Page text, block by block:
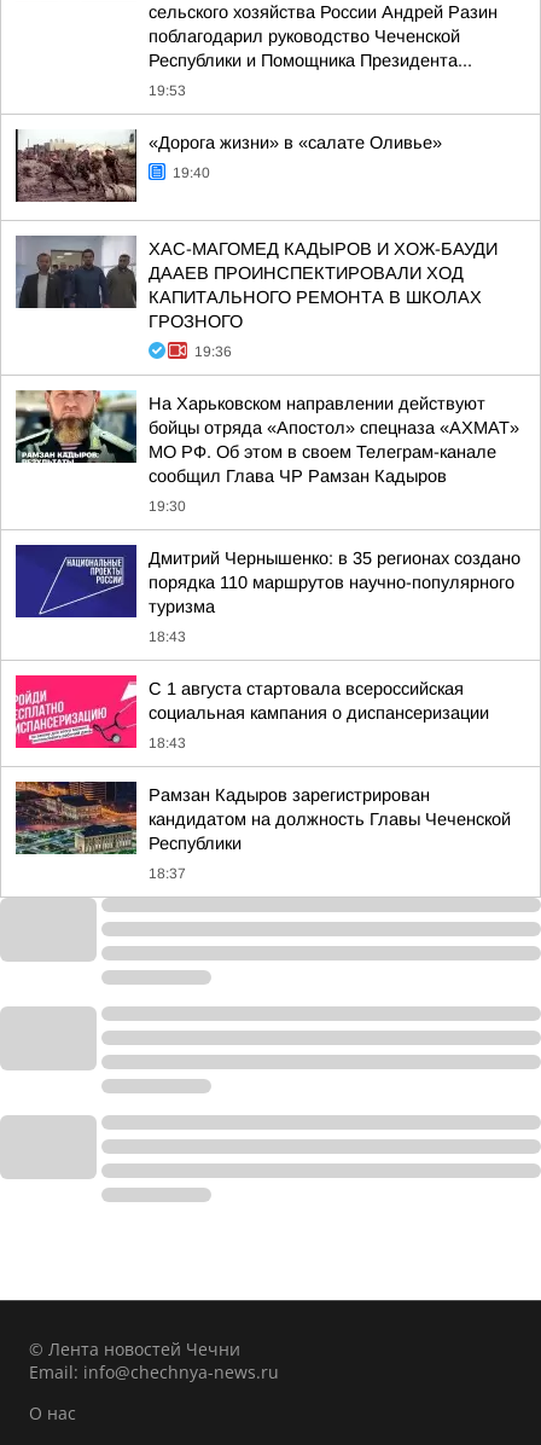
сельского хозяйства России Андрей Разин
поблагодарил руководство Чеченской
Республики и Помощника Президента...
19:53
«Дорога жизни» в «салате Оливье»
19:40
ХАС-МАГОМЕД КАДЫРОВ И ХОЖ-БАУДИ
ДААЕВ ПРОИНСПЕКТИРОВАЛИ ХОД
КАПИТАЛЬНОГО РЕМОНТА В ШКОЛАХ
ГРОЗНОГО
19:36
На Харьковском направлении действуют
бойцы отряда «Апостол» спецназа «АХМАТ»
МО РФ. Об этом в своем Телеграм-канале
сообщил Глава ЧР Рамзан Кадыров
19:30
Дмитрий Чернышенко: в 35 регионах создано
порядка 110 маршрутов научно-популярного
туризма
18:43
С 1 августа стартовала всероссийская
социальная кампания о диспансеризации
18:43
Рамзан Кадыров зарегистрирован
кандидатом на должность Главы Чеченской
Республики
18:37
© Лента новостей Чечни
Email: info@chechnya-news.ru
О нас